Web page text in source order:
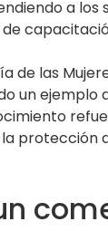
a
de las
un
protección